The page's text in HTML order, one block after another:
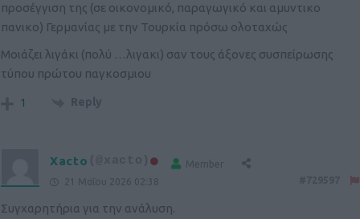
προσέγγιση της (σε οικονομικό, παραγωγικό και αμυντικο
πανικο) Γερμανίας με την Τουρκία πρόσω ολοταχώς
Μοιάζει λιγάκι (πολύ …λιγακι) σαν τους άξονες συσπείρωσης
τύπου πρώτου παγκοσμιου
1 Reply
Xacto (@xacto)
Member
21 Μαΐου 2026 02:38
Συγχαρητήρια για την ανάλυση.